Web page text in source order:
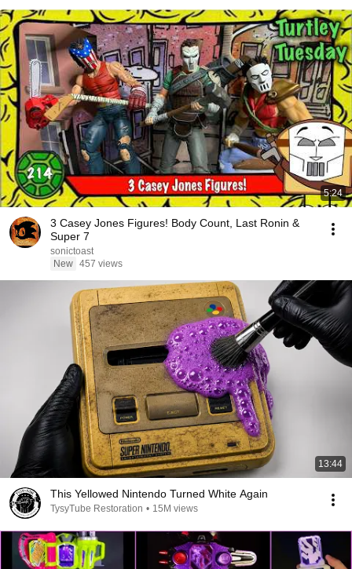
5:24
3 Casey Jones Figures! Body Count, Last Ronin &
Super 7
sonictoast
New 457 views
13:44
This Yellowed Nintendo Turned White Again
TysyTube Restoration • 15M views